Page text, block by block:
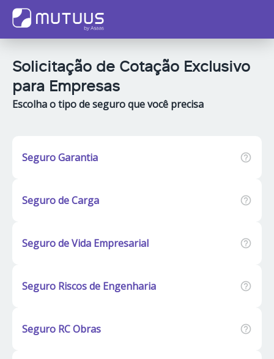
Solicitação de Cotação Exclusivo
para Empresas
Escolha o tipo de seguro que você precisa
Seguro Garantia
Seguro de Carga
Seguro de Vida Empresarial
Seguro Riscos de Engenharia
Seguro RC Obras